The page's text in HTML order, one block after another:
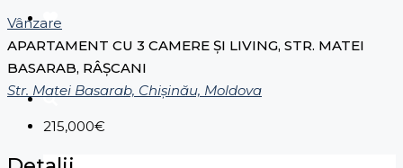
Vânzare
APARTAMENT CU 3 CAMERE ȘI LIVING, STR. MATEI
BASARAB, RÂȘCANI
Str. Matei Basarab, Chișinău, Moldova
215,000€